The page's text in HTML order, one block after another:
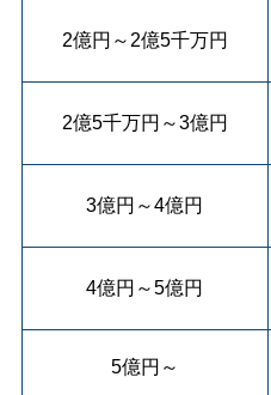
2億円 ～ 2億5千万円
2億5千万円 ～3億円
3億円 ～4億円
4億円 ～5億円
5億円 ～